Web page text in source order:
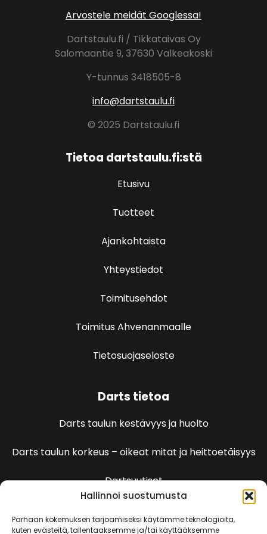
Hallinnoi suostumusta
Parhaan kokemuksen tarjoamiseksi käytämme teknologioita,
kuten evästeitä, tallentaaksemme ja/tai käyttääksemme
Arvostele meidät Googlessa!
Dartstaulu.fi / Tikkataivas Oy
Salomaantie 9, 37630 Valkeakoski
Y-tunnus 3418505-8
info@dartstaulu.fi
© 2025 Dartstaulu.fi
Tietoa dartstaulu.fi:stä
Etusivu
Tuotteet
Ajankohtaista
Yhteystiedot
Toimitusehdot
Toimitus Ahvenanmaalle
Tietosuojaseloste
Darts tietoa
Darts taulun kestävyys ja huolto
Darts taulun korkeus – oikeat mitat ja heittoetäisyys
Dartsuutiset
Dartspelien sääntöjä